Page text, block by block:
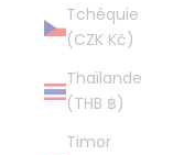
Tchéquie
(CZK Kč)
Thaïlande
(THB ฿)
Timor